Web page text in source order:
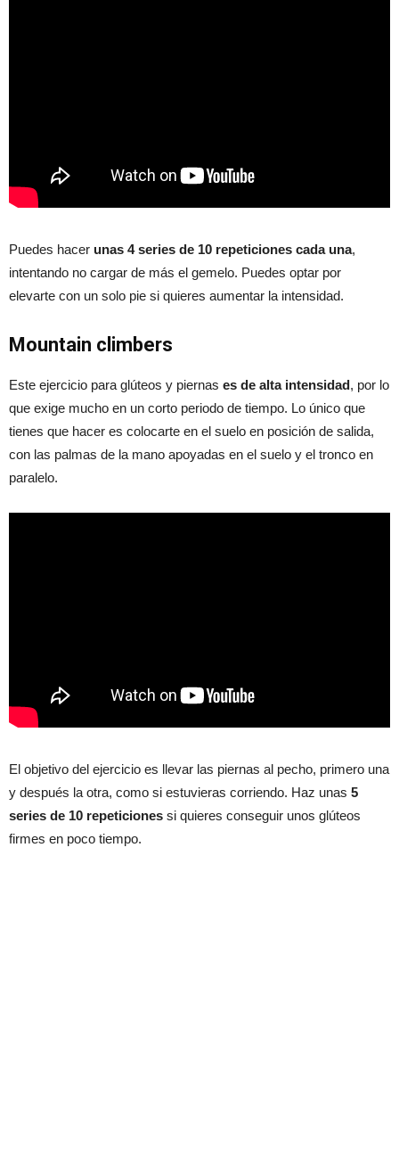
Puedes hacer unas 4 series de 10 repeticiones cada una,
intentando no cargar de más el gemelo. Puedes optar por
elevarte con un solo pie si quieres aumentar la intensidad.
Mountain climbers
Este ejercicio para glúteos y piernas es de alta intensidad, por lo
que exige mucho en un corto periodo de tiempo. Lo único que
tienes que hacer es colocarte en el suelo en posición de salida,
con las palmas de la mano apoyadas en el suelo y el tronco en
paralelo.
El objetivo del ejercicio es llevar las piernas al pecho, primero una
y después la otra, como si estuvieras corriendo. Haz unas 5
series de 10 repeticiones si quieres conseguir unos glúteos
firmes en poco tiempo.